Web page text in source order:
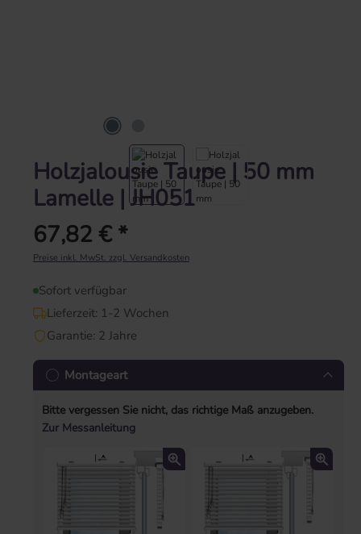
Holzjalousie Taupe | 50 mm
Lamelle | JH051
Regulärer Preis:
67,82 € *
Preise inkl. MwSt. zzgl. Versandkosten
Sofort verfügbar
Lieferzeit: 1-2 Wochen
Garantie: 2 Jahre
Montageart
Bitte vergessen Sie nicht, das richtige Maß anzugeben.
Zur Messanleitung